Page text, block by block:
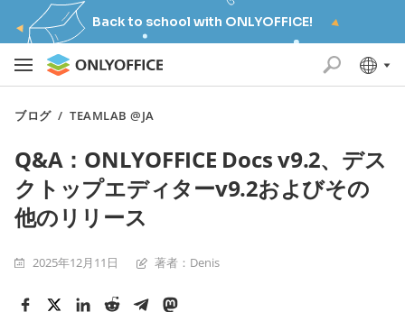
Back to school with ONLYOFFICE!
ブログ/TEAMLAB @JA
Q&A：ONLYOFFICE Docs v9.2、デス
クトップエディターv9.2およびその
他のリリース
2025年12月11日 著者：Denis